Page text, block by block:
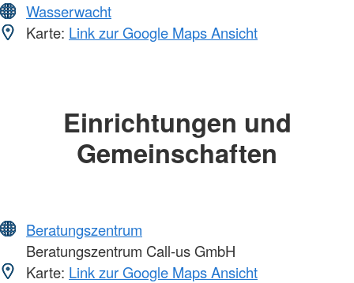
Wasserwacht
Karte: Link zur Google Maps Ansicht
Einrichtungen und
Gemeinschaften
Beratungszentrum
Beratungszentrum Call-us GmbH
Karte: Link zur Google Maps Ansicht